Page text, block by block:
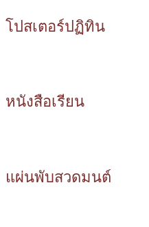
โปสเตอร์ปฏิทิน
หนังสือเรียน
แผ่นพับสวดมนต์